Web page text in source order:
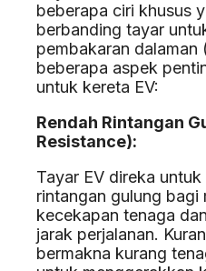
beberapa ciri khusus
berbanding tayar
pembakaran dalaman
beberapa aspek
untuk kereta EV:
Rendah Rintangan
Resistance):
Tayar EV direka
rintangan gulung bagi
kecekapan tenaga
jarak perjalanan.
bermakna kurang